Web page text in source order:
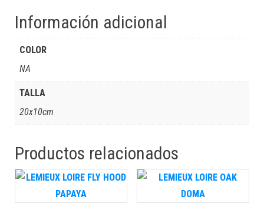
Información adicional
COLOR
NA
TALLA
20x10cm
Productos relacionados